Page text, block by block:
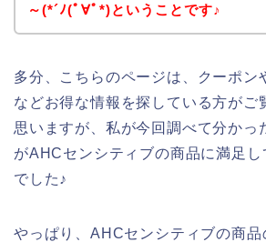
～(*´ﾉ(ﾟ∀ﾟ*)ということです♪
多分、こちらのページは、クーポン
などお得な情報を探している方がご
思いますが、私が今回調べて分かっ
がAHCセンシティブの商品に満足し
でした♪
やっぱり、AHCセンシティブの商